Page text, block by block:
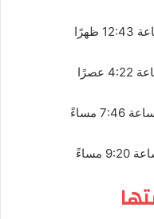
مساءً